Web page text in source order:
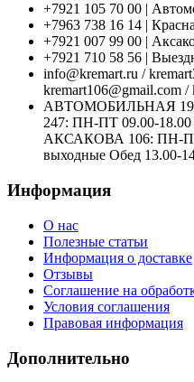
+7921 105 70 00 |
+7963 738 16 14 |
+7921 007 99 00 |
+7921 710 58 56 |
info@kremart.ru /
kremart106@gmail.com /
АВТОМОБИЛЬНАЯ 19:
247: ПН-ПТ 09.00-
АКСАКОВА 106: ПН-
выходные Обед 13.00-
Информация
О нас
Полезные статьи
Информация о доставке
Отзывы
Соглашение на
Условия соглашения
Правовая информация
Дополнительно